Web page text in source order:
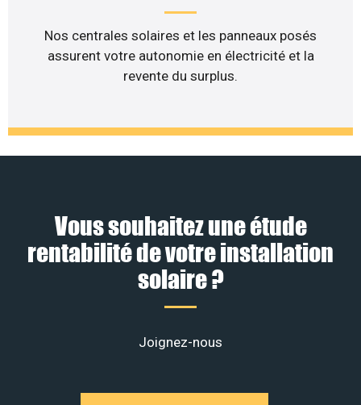
Nos centrales solaires et les panneaux posés
assurent votre autonomie en électricité et la
revente du surplus.
Vous souhaitez une étude
rentabilité de votre installation
solaire ?
Joignez-nous